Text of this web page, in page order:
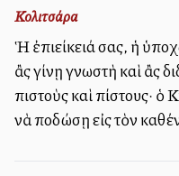
Κολιτσάρα
Ἡ ἐπιείκειά σας, ἡ
ἂς γίνῃ γνωστὴ καὶ ἂς
πιστοὺς καὶ ἀπίστους· ὁ
νὰ ἀποδώσῃ εἰς τὸν